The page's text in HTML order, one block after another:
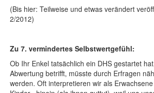
(Bis hier: Teilweise und etwas verändert
2/2012)
Zu 7. vermindertes Selbstwertgefühl:
Ob Ihr Enkel tatsächlich ein DHS gestartet
Abwertung betrifft, müsste durch Erfragen
werden. Oft interpretieren wir als